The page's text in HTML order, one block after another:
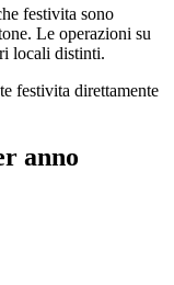
festivita sono
Le operazioni su
locali distinti.
festivita direttamente
anno